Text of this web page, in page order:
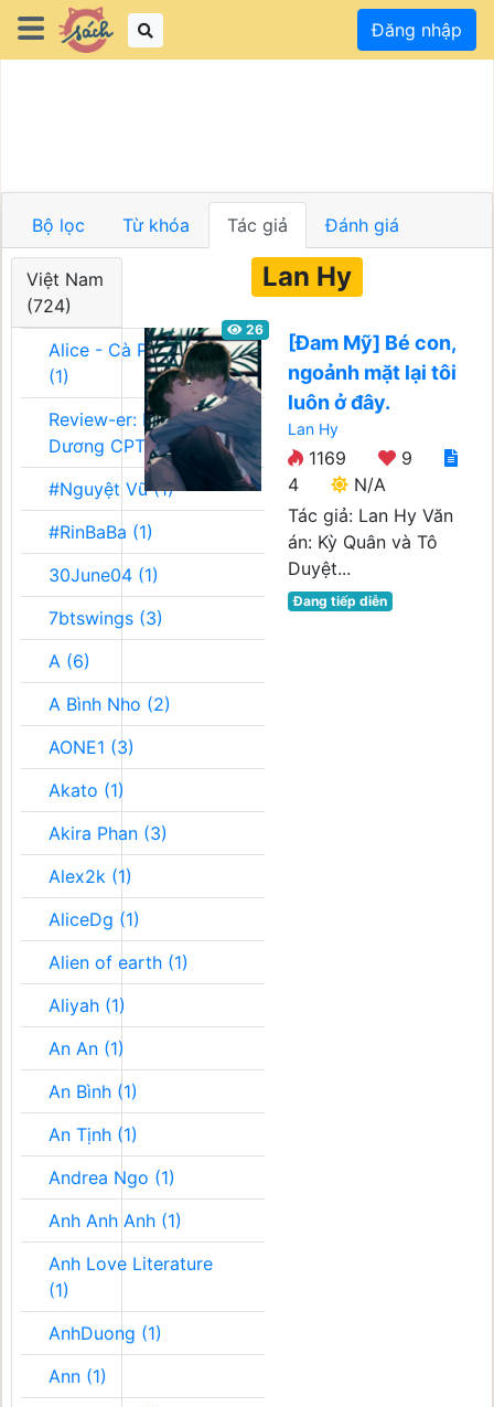
Đăng nhập
Bộ lọc Từ khóa Tác giả Đánh giá
Việt Nam
(724)
Alice - Cà Phê Team
(1)
Review-er: Dương
Dương CPT (1)
#Nguyệt Vũ (1)
#RinBaBa (1)
30June04 (1)
7btswings (3)
A (6)
A Bình Nho (2)
AONE1 (3)
Akato (1)
Akira Phan (3)
Alex2k (1)
AliceDg (1)
Alien of earth (1)
Aliyah (1)
An An (1)
An Bình (1)
An Tịnh (1)
Andrea Ngo (1)
Anh Anh Anh (1)
Anh Love Literature
(1)
AnhDuong (1)
Ann (1)
Lan Hy
26
[Đam Mỹ] Bé con,
ngoảnh mặt lại tôi
luôn ở đây.
Lan Hy
1169
9
4
N/A
Tác giả: Lan Hy Văn
án: Kỳ Quân và Tô
Duyệt...
Đang tiếp diễn